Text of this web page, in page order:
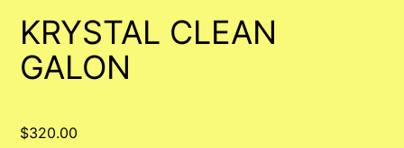
KRYSTAL CLEAN
GALON
$320.00